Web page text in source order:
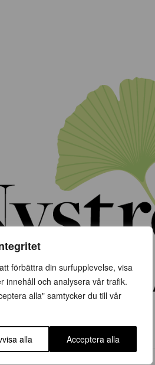
förbättra din surfupplevelse, visa
innehåll och analysera vår trafik.
alla" samtycker du till vår
alla Acceptera alla